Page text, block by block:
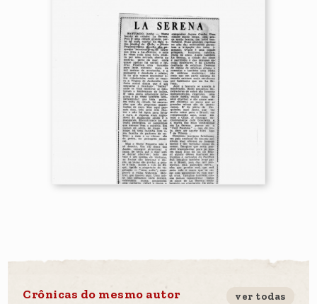
Crônicas do mesmo autor ver todas